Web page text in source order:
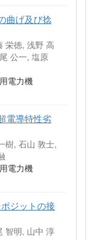
曲げ及び捻
栄徳, 浅野 高
公一, 塩原
電力機
電導特性劣
樹, 石山 敦士,
電力機
ジットの接
智明, 山中 淳